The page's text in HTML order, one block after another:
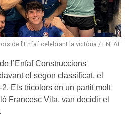
de l'Enfaf celebrant la victòria / ENFAF
l’Enfaf Construccions
el segon classificat, el
Els tricolors en un partit molt
Francesc Vila, van decidir el